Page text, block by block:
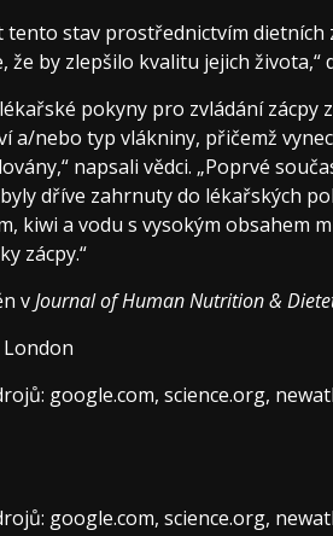
tento stav prostřednictvím
že by zlepšilo kvalitu jejich života,“
pokyny pro zvládání
a/nebo typ vlákniny, přičemž
napsali vědci. „Poprvé
dříve zahrnuty do lékařských
kiwi a vodu s vysokým obsahem
zácpy.“
vJournal of Human Nutrition &
google.com, science.org,
google.com, science.org,